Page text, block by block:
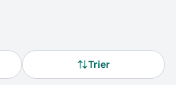
Trier